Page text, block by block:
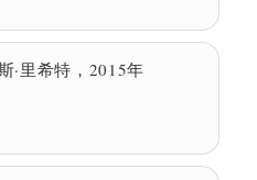
里希特，2015年